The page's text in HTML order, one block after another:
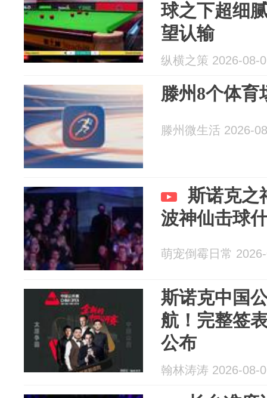
球之下超细
望认输
纵横之策 2026-08-
滕州8个体育
滕州微生活 2026-
斯诺克之
波神仙击球
萌宠倒霉日常
斯诺克中国
航！完整签
公布
翰林涛涛 2026-08-